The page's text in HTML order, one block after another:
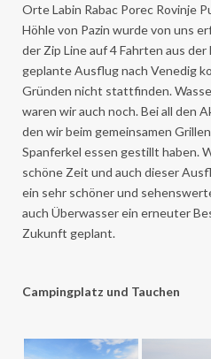
Orte Labin Rabac Porec Rovinje
Höhle von Pazin wurde von uns
der Zip Line auf 4 Fahrten aus
geplante Ausflug nach Venedig
Gründen nicht stattfinden.
waren wir auch noch. Bei all den
den wir beim gemeinsamen
Spanferkel essen gestillt haben.
schöne Zeit und auch dieser
ein sehr schöner und
auch Überwasser ein erneuter
Zukunft geplant.
Campingplatz und Tauchen